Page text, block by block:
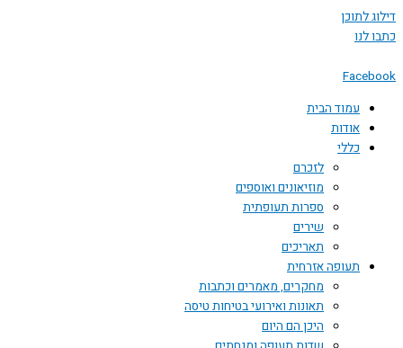
דילוג לתוכן
כתבו לנו
Facebook
עמוד הבית
אודות
כללי
לזכרם
מוזיאונים ואוספים
ספרות תעופתית
שירים
תאריכים
תעופה אזרחית
מחקרים, מאמרים וכתבות
תאונות ואירועי בטיחות טיסה
היכן הם היום